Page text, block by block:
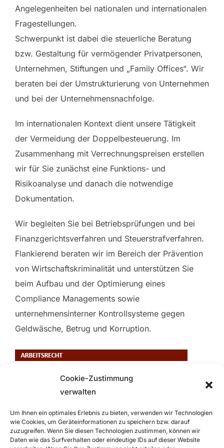
Cookie-Zustimmung
verwalten
Um Ihnen ein optimales Erlebnis zu bieten, verwenden wir Technologien
wie Cookies, um Geräteinformationen zu speichern bzw. darauf
zuzugreifen. Wenn Sie diesen Technologien zustimmen, können wir
Daten wie das Surfverhalten oder eindeutige IDs auf dieser Website
Angelegenheiten bei nationalen und internationalen
Fragestellungen.
Schwerpunkt ist dabei die steuerliche Beratung
bzw. Gestaltung für vermögender Privatpersonen,
Unternehmen, Stiftungen und „Family Offices“. Wir
beraten bei der Umstrukturierung von Unternehmen
und bei der Unternehmensnachfolge.
Im internationalen Kontext dient unsere Tätigkeit
der Vermeidung der Doppelbesteuerung. Im
Zusammenhang mit Verrechnungspreisen erstellen
wir für Sie zunächst eine Funktions- und
Risikoanalyse und danach die notwendige
Dokumentation.
Wir begleiten Sie bei Betriebsprüfungen und bei
Finanzgerichtsverfahren und Steuerstrafverfahren.
Flankierend beraten wir im Bereich der Prävention
von Wirtschaftskriminalität und unterstützen Sie
beim Aufbau und der Optimierung eines
Compliance Managements sowie
unternehmensinterner Kontrollsysteme gegen
Geldwäsche, Betrug und Korruption.